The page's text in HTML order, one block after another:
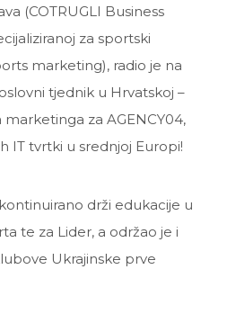
(COTRUGLI Business
za sportski
marketing), radio je na
tjednik u Hrvatskoj –
za AGENCY04,
IT tvrtki u srednjoj Europi!
drži edukacije u
te za Lider, a održao je i
Ukrajinske prve